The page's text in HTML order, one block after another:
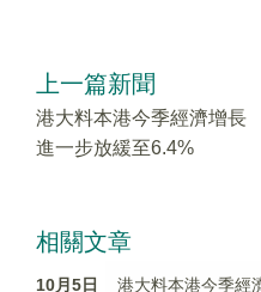
上一篇新聞
港大料本港今季經濟增長
進一步放緩至6.4%
相關文章
10月5日 港大料本港今季經